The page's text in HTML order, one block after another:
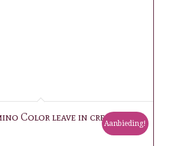
Color leave in creamAanbieding!